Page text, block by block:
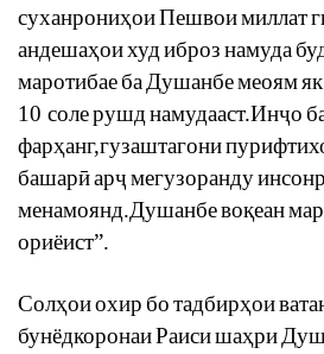
суханрониҳоиПешвоимиллат
андешаҳоихудибрознамуда
маротибаеба Душанбемеоямяк
10 солерушднамудааст.Инҷо
фарҳанг,гузаштагони
башарӣарҷмегузоранду
менамоянд.Душанбевоқеан
ориёист”.
Солҳоиохирботадбирҳои
бунёдкоронаиРаисишаҳри